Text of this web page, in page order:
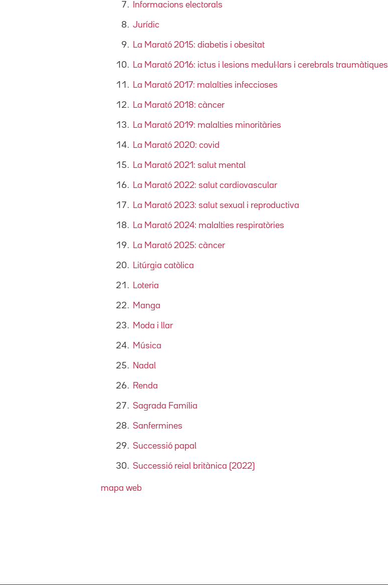
Informacions electorals
Jurídic
La Marató 2015: diabetis i obesitat
La Marató 2016: ictus i lesions medul·lars i cerebrals traumàtiques
La Marató 2017: malalties infeccioses
La Marató 2018: càncer
La Marató 2019: malalties minoritàries
La Marató 2020: covid
La Marató 2021: salut mental
La Marató 2022: salut cardiovascular
La Marató 2023: salut sexual i reproductiva
La Marató 2024: malalties respiratòries
La Marató 2025: càncer
Litúrgia catòlica
Loteria
Manga
Moda i llar
Música
Nadal
Renda
Sagrada Família
Sanfermines
Successió papal
Successió reial britànica (2022)
mapa web